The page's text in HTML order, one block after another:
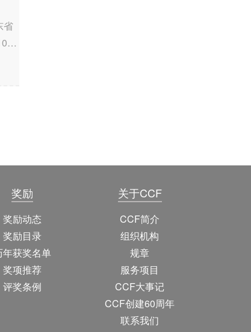
省
奖励
奖励动态
奖励目录
年获奖名单
奖项推荐
评奖条例
关于CCF
CCF简介
组织机构
规章
服务项目
CCF大事记
CCF创建60周年
联系我们